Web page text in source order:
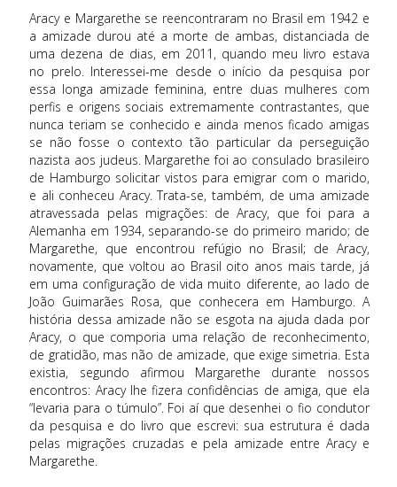
Aracy e Margarethe se reencontraram no Brasil em 1942 e
a amizade durou até a morte de ambas, distanciada de
uma dezena de dias, em 2011, quando meu livro estava
no prelo. Interessei-me desde o início da pesquisa por
essa longa amizade feminina, entre duas mulheres com
perfis e origens sociais extremamente contrastantes, que
nunca teriam se conhecido e ainda menos ficado amigas
se não fosse o contexto tão particular da perseguição
nazista aos judeus. Margarethe foi ao consulado brasileiro
de Hamburgo solicitar vistos para emigrar com o marido,
e ali conheceu Aracy. Trata-se, também, de uma amizade
atravessada pelas migrações: de Aracy, que foi para a
Alemanha em 1934, separando-se do primeiro marido; de
Margarethe, que encontrou refúgio no Brasil; de Aracy,
novamente, que voltou ao Brasil oito anos mais tarde, já
em uma configuração de vida muito diferente, ao lado de
João Guimarães Rosa, que conhecera em Hamburgo. A
história dessa amizade não se esgota na ajuda dada por
Aracy, o que comporia uma relação de reconhecimento,
de gratidão, mas não de amizade, que exige simetria. Esta
existia, segundo afirmou Margarethe durante nossos
encontros: Aracy lhe fizera confidências de amiga, que ela
“levaria para o túmulo”. Foi aí que desenhei o fio condutor
da pesquisa e do livro que escrevi: sua estrutura é dada
pelas migrações cruzadas e pela amizade entre Aracy e
Margarethe.